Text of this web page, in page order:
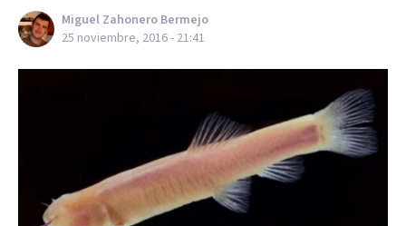
Miguel Zahonero Bermejo
25 noviembre, 2016 - 21:41